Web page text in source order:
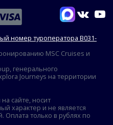
номер туроператора В031-
MSC Cruises и
генерального
Journeys на территории
сайте, носит
характер и не является
только в рублях по